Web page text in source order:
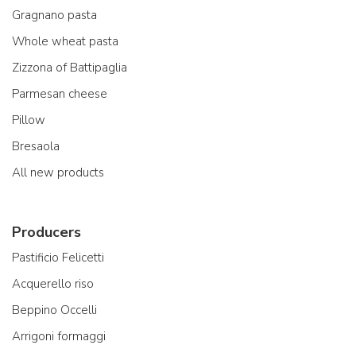
Gragnano pasta
Whole wheat pasta
Zizzona of Battipaglia
Parmesan cheese
Pillow
Bresaola
All new products
Producers
Pastificio Felicetti
Acquerello riso
Beppino Occelli
Arrigoni formaggi